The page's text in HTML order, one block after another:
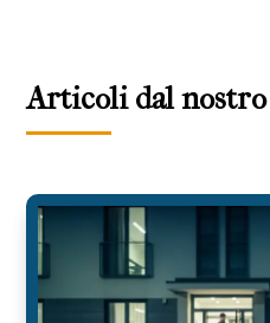
Articoli dal nostro